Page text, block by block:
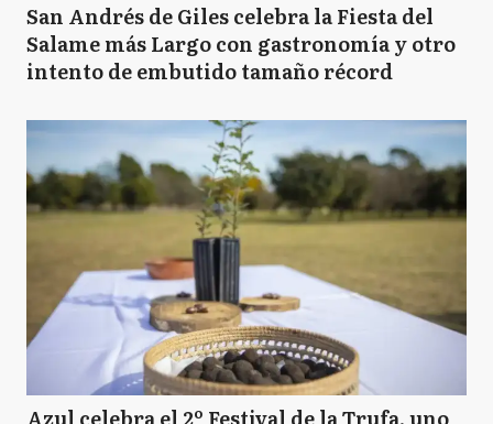
San Andrés de Giles celebra la Fiesta del
Salame más Largo con gastronomía y otro
intento de embutido tamaño récord
Azul celebra el 2º Festival de la Trufa, uno